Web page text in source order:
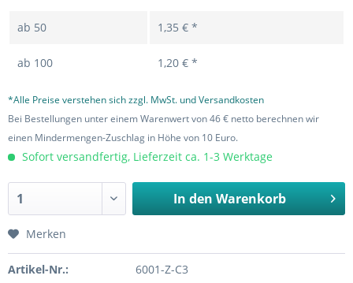
ab 50 1,35 € *
ab 100 1,20 € *
*Alle Preise verstehen sich zzgl. MwSt. und Versandkosten
Bei Bestellungen unter einem Warenwert von 46 € netto berechnen wir
einen Mindermengen-Zuschlag in Höhe von 10 Euro.
Sofort versandfertig, Lieferzeit ca. 1-3 Werktage
In den Warenkorb
Merken
Artikel-Nr.: 6001-Z-C3